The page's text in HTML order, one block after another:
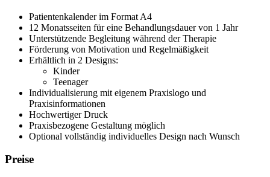
Patientenkalender im Format A4
12 Monatsseiten für eine Behandlungsdauer von 1 Jahr
Unterstützende Begleitung während der Therapie
Förderung von Motivation und Regelmäßigkeit
Erhältlich in 2 Designs:
Kinder
Teenager
Individualisierung mit eigenem Praxislogo und
Praxisinformationen
Hochwertiger Druck
Praxisbezogene Gestaltung möglich
Optional vollständig individuelles Design nach Wunsch
Preise